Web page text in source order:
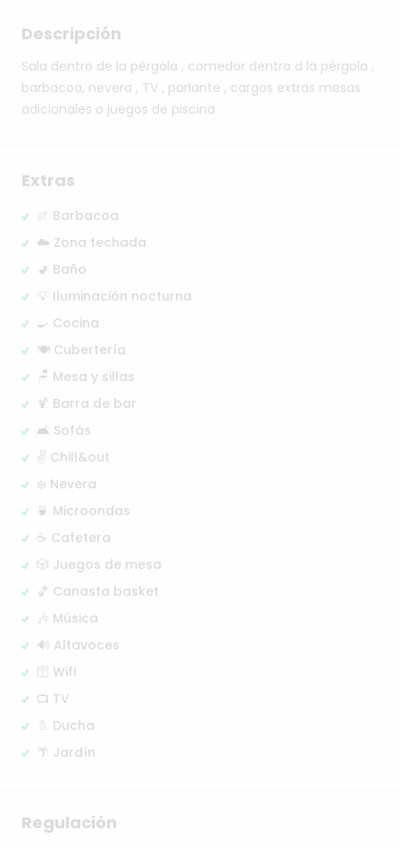
Descripción
Sala dentro de la pérgola , comedor dentro d la pérgola ,
barbacoa, nevera , TV , parlante , cargos extras mesas
adicionales o juegos de piscina
Extras
🍖 Barbacoa
☁️ Zona techada
🚽 Baño
💡 Iluminación nocturna
🍳 Cocina
🍽️ Cubertería
🪑 Mesa y sillas
🍹 Barra de bar
🛋️ Sofás
✌️ Chill&out
❄️ Nevera
🍵 Microondas
☕ Cafetera
🎲 Juegos de mesa
🏀 Canasta basket
🎶 Música
🔊 Altavoces
🛜 Wifi
📺 TV
🚿 Ducha
🌴 Jardín
Regulación